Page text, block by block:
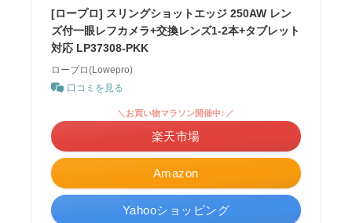
[ロープロ] スリングショットエッジ 250AW レン
ズ付一眼レフカメラ+交換レンズ1-2本+タブレット
対応 LP37308-PKK
ロープロ(Lowepro)
口コミを見る
Amazon
＼お買い物マラソン開催中♪／
楽天市場
Yahooショッピング